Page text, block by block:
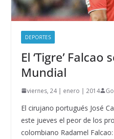
DEPORTES
El ‘Tigre’
Mundial
viernes, 24 | enero | 2014
El cirujano portugués José
este jueves el peor de los
colombiano Radamel Falcao: